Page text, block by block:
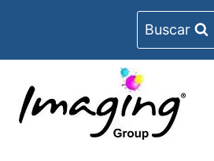
Buscar